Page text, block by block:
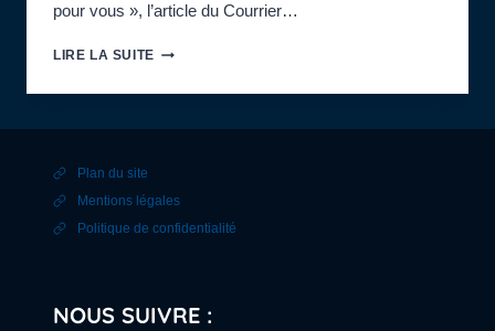
pour vous », l’article du Courrier…
LIRE LA SUITESORTIE
:
3D,
TEMPS
Plan du site
Mentions légales
Politique de confidentialité
NOUS SUIVRE :